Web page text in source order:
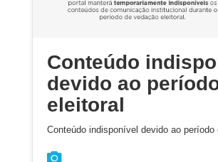
Conteúdo
devido ao
eleitoral
Conteúdo indisponível devido ao período